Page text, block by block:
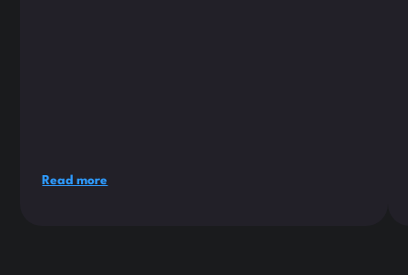
Read more